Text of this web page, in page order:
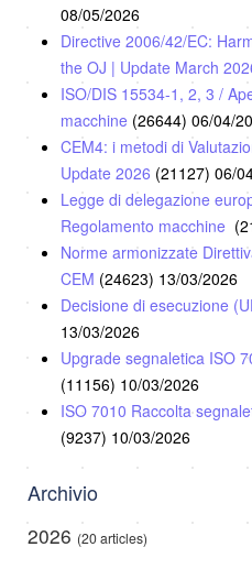
08/05/2026
Directive 2006/42/EC:
the OJ | Update March
ISO/DIS 15534-1, 2, 3 /
macchine (26644) 06/04/
CEM4: i metodi di
Update 2026 (21127) 06/
Legge di delegazione
Regolamento macchine
Norme armonizzate
CEM (24623) 13/03/2026
Decisione di esecuzione
13/03/2026
Upgrade segnaletica ISO
(11156) 10/03/2026
ISO 7010 Raccolta
(9237) 10/03/2026
Archivio
2026 (20 articles)